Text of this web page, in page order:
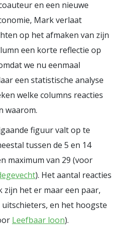
en een nieuwe
Mark verlaat
op het afmaken van zijn
een korte reflectie op
we nu eenmaal
een statistische analyse
welke columns reacties
waarom.
figuur valt op te
tussen de 5 en 14
maximum van 29 (voor
). Het aantal reacties
zijn het er maar een paar,
en het hoogste
Leefbaar loon).